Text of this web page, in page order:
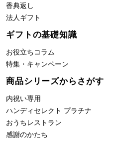
香典返し
法人ギフト
ギフトの基礎知識
お役立ちコラム
特集・キャンペーン
商品シリーズからさがす
内祝い専用
ハンディセレクト プラチナ
おうちレストラン
感謝のかたち